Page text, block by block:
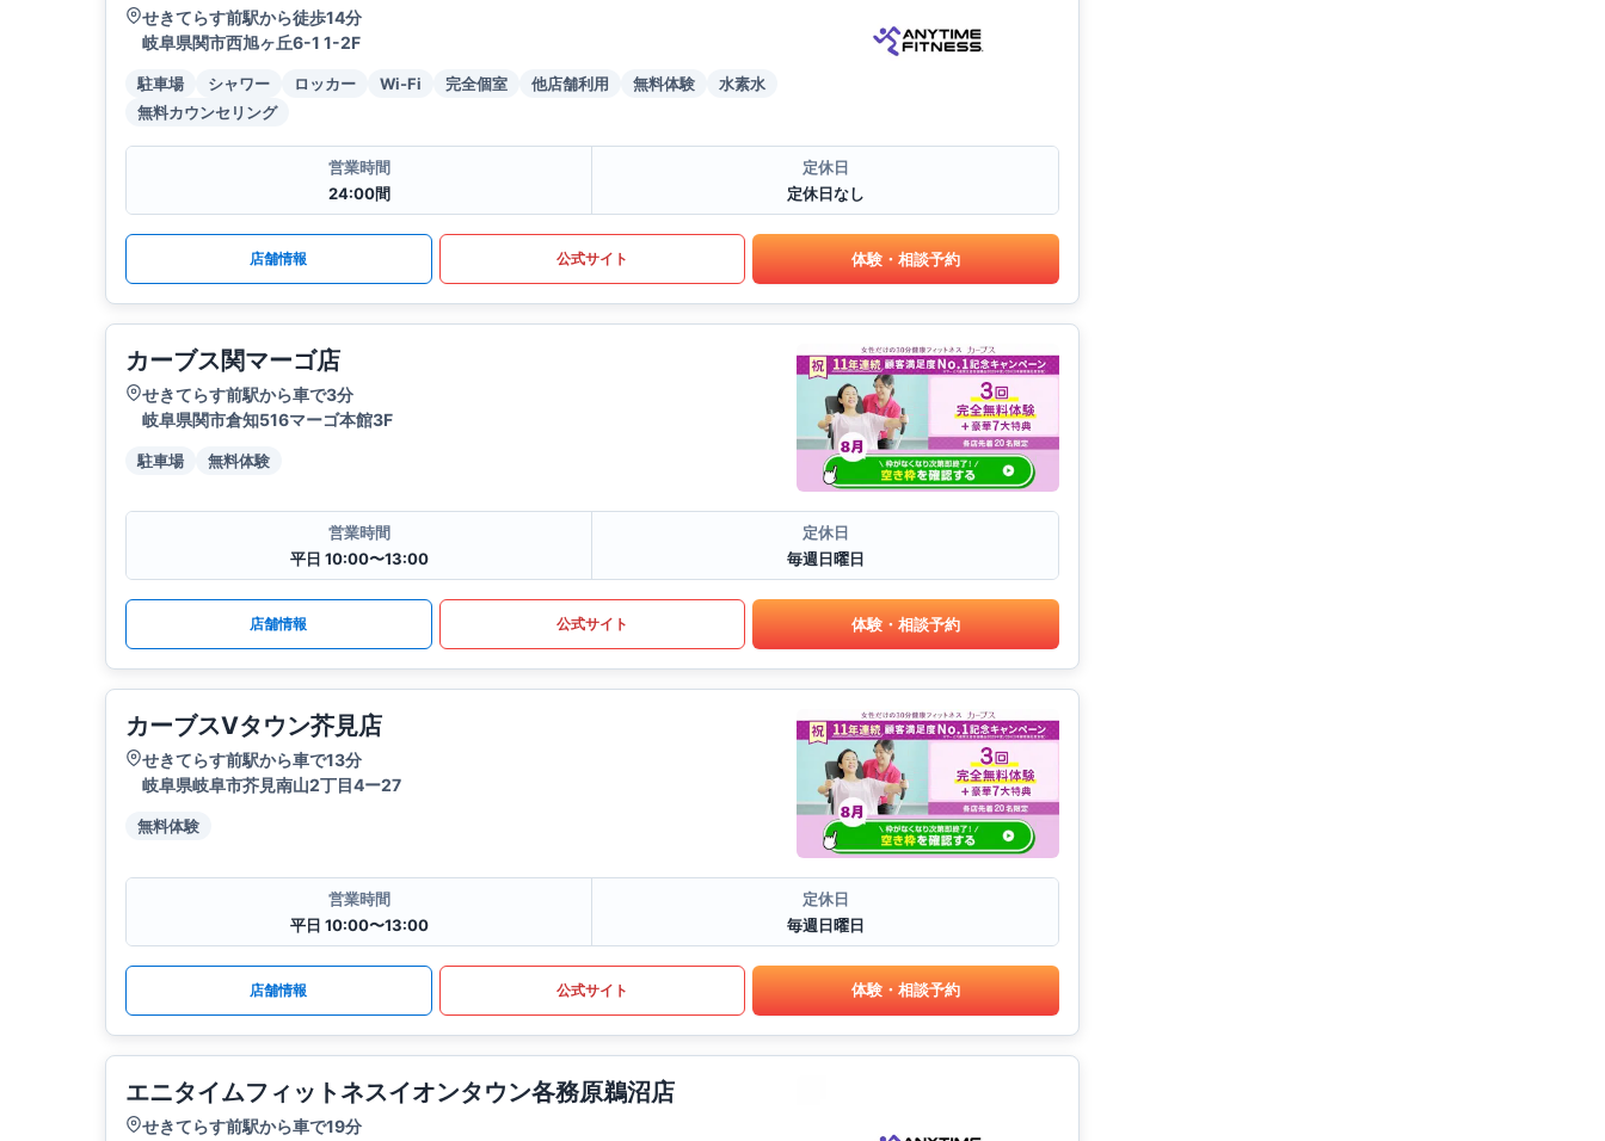
せきてらす前駅から徒歩14分
岐阜県関市西旭ヶ丘6-1 1-2F
駐車場 シャワー ロッカー Wi-Fi 完全個室 他店舗利用 無料体験
水素水
無料カウンセリング
営業時間
24:00間
定休日
定休日なし
店舗情報 公式サイト 体験・相談予約
カーブス関マーゴ店
せきてらす前駅から車で3分
岐阜県関市倉知516マーゴ本館3F
駐車場 無料体験
営業時間
平日 10:00〜13:00
定休日
毎週日曜日
店舗情報 公式サイト 体験・相談予約
カーブスVタウン芥見店
せきてらす前駅から車で13分
岐阜県岐阜市芥見南山2丁目4ー27
無料体験
営業時間
平日 10:00〜13:00
定休日
毎週日曜日
店舗情報 公式サイト 体験・相談予約
エニタイムフィットネスイオンタウン各務原鵜沼店
せきてらす前駅から車で19分